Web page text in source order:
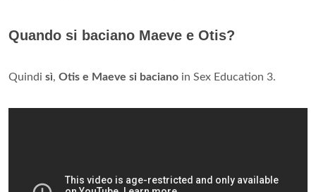
Quando si baciano Maeve e Otis?
Quindi sì, Otis e Maeve si baciano in Sex Education 3.